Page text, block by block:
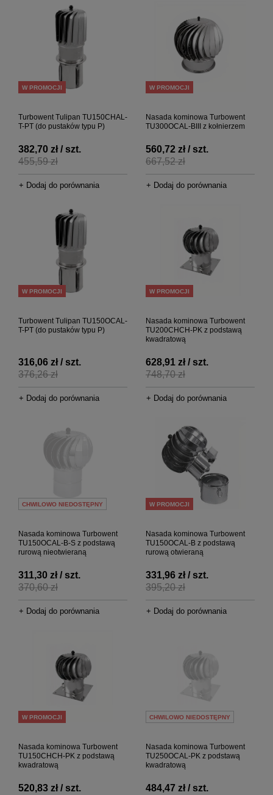
W PROMOCJI
Turbowent Tulipan TU150CHAL-
T-PT (do pustaków typu P)
455,59 zł
382,70 zł / szt.
+ Dodaj do porównania
W PROMOCJI
Nasada kominowa Turbowent
TU300OCAL-BIII z kołnierzem
667,52 zł
560,72 zł / szt.
+ Dodaj do porównania
W PROMOCJI
Turbowent Tulipan TU150OCAL-
T-PT (do pustaków typu P)
376,26 zł
316,06 zł / szt.
+ Dodaj do porównania
W PROMOCJI
Nasada kominowa Turbowent
TU200CHCH-PK z podstawą
kwadratową
748,70 zł
628,91 zł / szt.
+ Dodaj do porównania
CHWILOWO NIEDOSTĘPNY
Nasada kominowa Turbowent
TU150OCAL-B-S z podstawą
rurową nieotwieraną
370,60 zł
311,30 zł / szt.
+ Dodaj do porównania
W PROMOCJI
Nasada kominowa Turbowent
TU150OCAL-B z podstawą
rurową otwieraną
395,20 zł
331,96 zł / szt.
+ Dodaj do porównania
W PROMOCJI
Nasada kominowa Turbowent
TU150CHCH-PK z podstawą
kwadratową
520,83 zł / szt.
CHWILOWO NIEDOSTĘPNY
Nasada kominowa Turbowent
TU250OCAL-PK z podstawą
kwadratową
484,47 zł / szt.